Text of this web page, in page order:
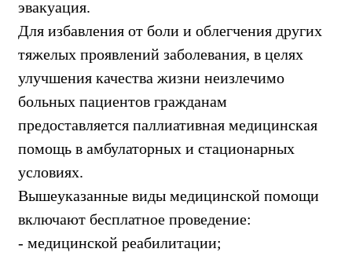
эвакуация.
Для избавления от боли и облегчения других
тяжелых проявлений заболевания, в целях
улучшения качества жизни неизлечимо
больных пациентов гражданам
предоставляется паллиативная медицинская
помощь в амбулаторных и стационарных
условиях.
Вышеуказанные виды медицинской помощи
включают бесплатное проведение:
- медицинской реабилитации;